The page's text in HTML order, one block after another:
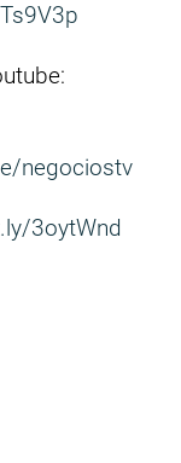
negociostv
3oytWnd